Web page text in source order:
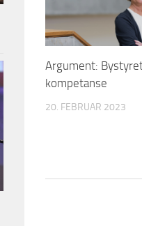
Argument:
kompetanse
20. FEBRUAR 2023